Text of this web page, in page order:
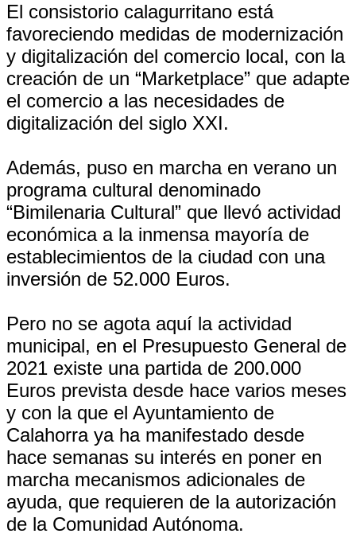
El consistorio calagurritano está
favoreciendo medidas de modernización
y digitalización del comercio local, con la
creación de un “Marketplace” que adapte
el comercio a las necesidades de
digitalización del siglo XXI.
Además, puso en marcha en verano un
programa cultural denominado
“Bimilenaria Cultural” que llevó actividad
económica a la inmensa mayoría de
establecimientos de la ciudad con una
inversión de 52.000 Euros.
Pero no se agota aquí la actividad
municipal, en el Presupuesto General de
2021 existe una partida de 200.000
Euros prevista desde hace varios meses
y con la que el Ayuntamiento de
Calahorra ya ha manifestado desde
hace semanas su interés en poner en
marcha mecanismos adicionales de
ayuda, que requieren de la autorización
de la Comunidad Autónoma.